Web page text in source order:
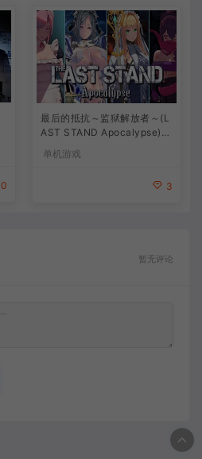
0
最后的抵抗～监狱解放者～(L
AST STAND Apocalypse)卡
单机游戏
3
暂无评论